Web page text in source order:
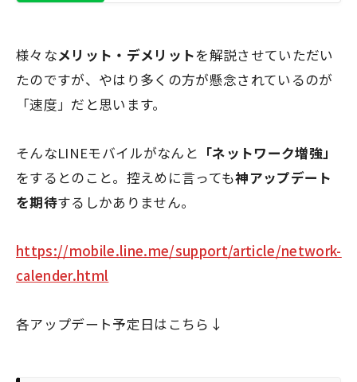
様々なメリット・デメリットを解説させていただい
たのですが、やはり多くの方が懸念されているのが
「速度」 だと思います。
そんなLINEモバイルがなんと 「ネットワーク増強」
をするとのこと。控えめに言っても神アップデート
を期待するしかありません。
https://mobile.line.me/support/article/network-
calender.html
各アップデート予定日はこちら↓